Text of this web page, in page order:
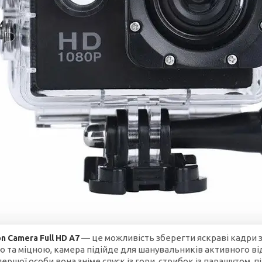
Camera Full HD A7— це можливість зберегти яскраві кадри
міцною, камера підійде для шанувальників активного